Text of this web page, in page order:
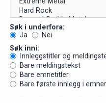
Søk i underfora:
Ja
Nei
Søk inni:
Innleggstitler og
Bare meldingstekst
Bare emnetitler
Bare første innlegg i emner